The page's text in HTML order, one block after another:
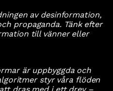
av desinformation,
propaganda. Tänk efter
till vänner eller
är uppbyggda och
styr våra flöden